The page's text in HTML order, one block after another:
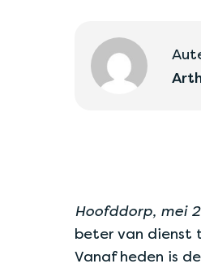
Hoofddorp, mei
beter van dienst
Vanaf heden is